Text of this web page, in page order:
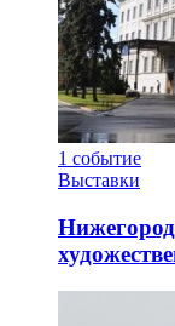
1 событие
Выставки